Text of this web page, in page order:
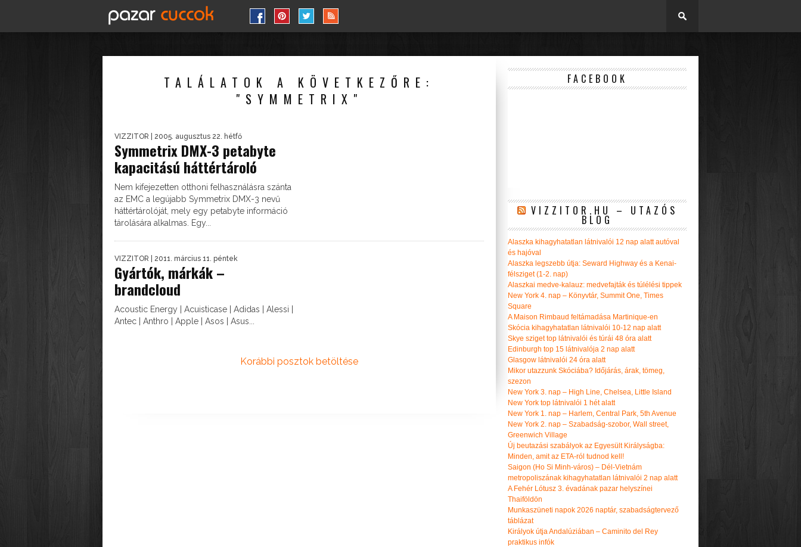
TALÁLATOK A KÖVETKEZŐRE:
"SYMMETRIX"
VIZZITOR | 2005. augusztus 22. hétfő
Symmetrix DMX-3 petabyte
kapacitású háttértároló
Nem kifejezetten otthoni felhasználásra szánta
az EMC a legújabb Symmetrix DMX-3 nevű
háttértárolóját, mely egy petabyte információ
tárolására alkalmas. Egy...
VIZZITOR | 2011. március 11. péntek
Gyártók, márkák –
brandcloud
Acoustic Energy | Acuisticase | Adidas | Alessi |
Antec | Anthro | Apple | Asos | Asus...
Korábbi posztok betöltése
FACEBOOK
VIZZITOR.HU – UTAZÓS
BLOG
Alaszka kihagyhatatlan látnivalói 12 nap alatt autóval
és hajóval
Alaszka legszebb útja: Seward Highway és a Kenai-
félsziget (1-2. nap)
Alaszkai medve-kalauz: medvefajták és túlélési tippek
New York 4. nap – Könyvtár, Summit One, Times
Square
A Maison Rimbaud feltámadása Martinique-en
Skócia kihagyhatatlan látnivalói 10-12 nap alatt
Skye sziget top látnivalói és túrái 48 óra alatt
Edinburgh top 15 látnivalója 2 nap alatt
Glasgow látnivalói 24 óra alatt
Mikor utazzunk Skóciába? Időjárás, árak, tömeg,
szezon
New York 3. nap – High Line, Chelsea, Little Island
New York top látnivalói 1 hét alatt
New York 1. nap – Harlem, Central Park, 5th Avenue
New York 2. nap – Szabadság-szobor, Wall street,
Greenwich Village
Új beutazási szabályok az Egyesült Királyságba:
Minden, amit az ETA-ról tudnod kell!
Saigon (Ho Si Minh-város) – Dél-Vietnám
metropoliszának kihagyhatatlan látnivalói 2 nap alatt
A Fehér Lótusz 3. évadának pazar helyszínei
Thaiföldön
Munkaszüneti napok 2026 naptár, szabadságtervező
táblázat
Királyok útja Andalúziában – Caminito del Rey
praktikus infók